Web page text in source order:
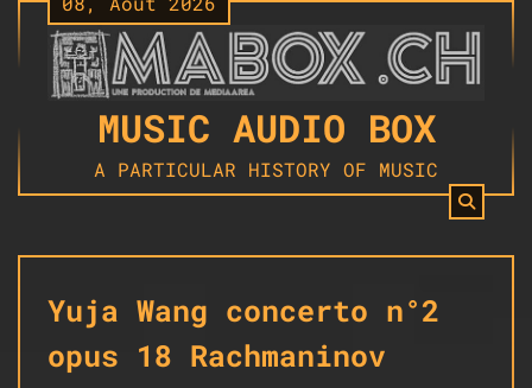
Skip
to
content
MUSIC AUDIO BOX
A PARTICULAR HISTORY OF MUSIC
Yuja Wang concerto n°2
opus 18 Rachmaninov